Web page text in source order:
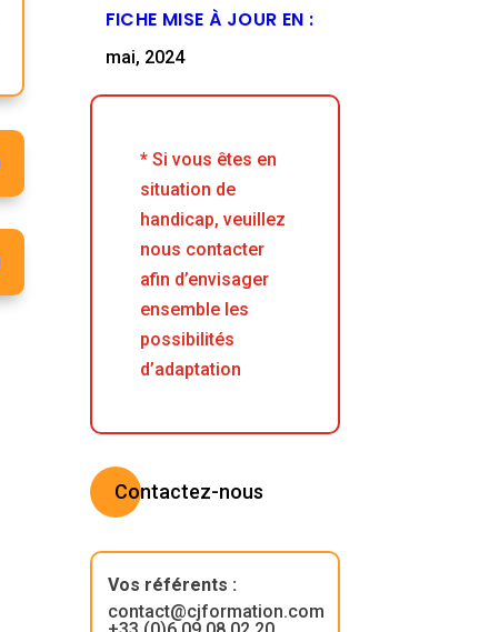
FICHE MISE À JOUR EN :
mai, 2024
* Si vous êtes en
situation de
handicap, veuillez
nous contacter
afin d’envisager
ensemble les
possibilités
d’adaptation
Contactez-nous
Vos référents :
contact@cjformation.com